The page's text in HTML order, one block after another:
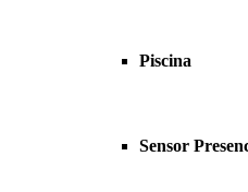
Piscina
Sensor